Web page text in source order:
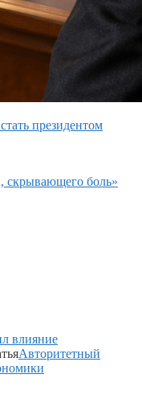
президентом
скрывающего боль»
влияние
Авторитетный